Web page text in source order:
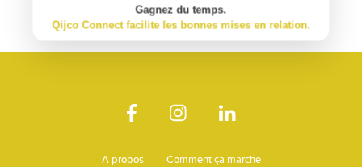
A propos Comment ça marche
Gagnez du temps.
Qijco Connect facilite les bonnes mises en relation.